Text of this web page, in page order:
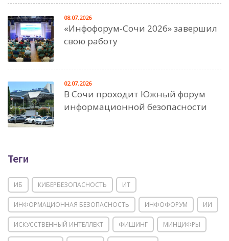
«Инфофорум-Сочи 2026» завершил
свою работу
08.07.2026
В Сочи проходит Южный форум
информационной безопасности
02.07.2026
Теги
ИБ КИБЕРБЕЗОПАСНОСТЬ ИТ
ИНФОРМАЦИОННАЯ БЕЗОПАСНОСТЬ ИНФОФОРУМ ИИ
ИСКУССТВЕННЫЙ ИНТЕЛЛЕКТ ФИШИНГ МИНЦИФРЫ